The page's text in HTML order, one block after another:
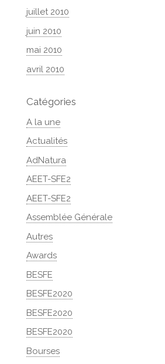
juillet 2010
juin 2010
mai 2010
avril 2010
Catégories
A la une
Actualités
AdNatura
AEET-SFE2
AEET-SFE2
Assemblée Générale
Autres
Awards
BESFE
BESFE2020
BESFE2020
BESFE2020
Bourses